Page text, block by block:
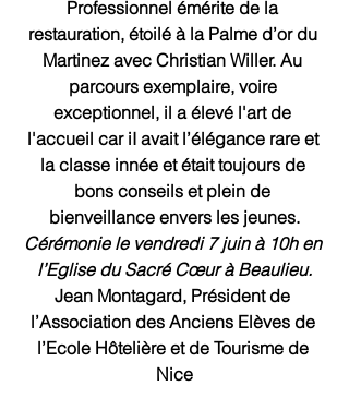
Professionnel émérite de la
restauration, étoilé à la Palme d’or du
Martinez avec Christian Willer. Au
parcours exemplaire, voire
exceptionnel, il a élevé l'art de
l'accueil car iI avait l’élégance rare et
la classe innée et était toujours de
bons conseils et plein de
bienveillance envers les jeunes.
Cérémonie le vendredi 7 juin à 10h en
l’Eglise du Sacré Cœur à Beaulieu.
Jean Montagard, Président de
l’Association des Anciens Elèves de
l’Ecole Hôtelière et de Tourisme de
Nice